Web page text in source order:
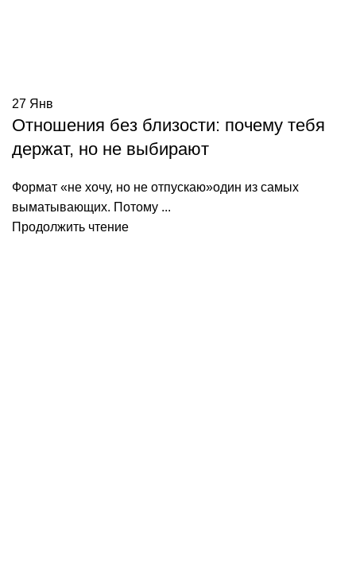
27 Янв
Отношения без близости: почему тебя
держат, но не выбирают
Формат «не хочу, но не отпускаю»один из самых
выматывающих. Потому ...
Продолжить чтение